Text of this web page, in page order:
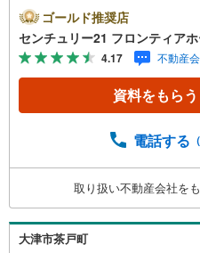
ビニなど生活施設 特徴
見ながら家事が可能で
遊び場に ・2沿線利用可
地・長等小学校まで徒
分 弊社が選ばれる理
シャルプランナーが資
繋がりがあるため、最
社のリフォームプラン
繋ぎ、有事の際に迅速
同士が連携をとってい
す。お気軽にお問合せ
ゴールド推奨店
センチュリー21 フロンティア
4.17 不動産
資料をもらう
電話する
取り扱い不動産会社を
大津市茶戸町